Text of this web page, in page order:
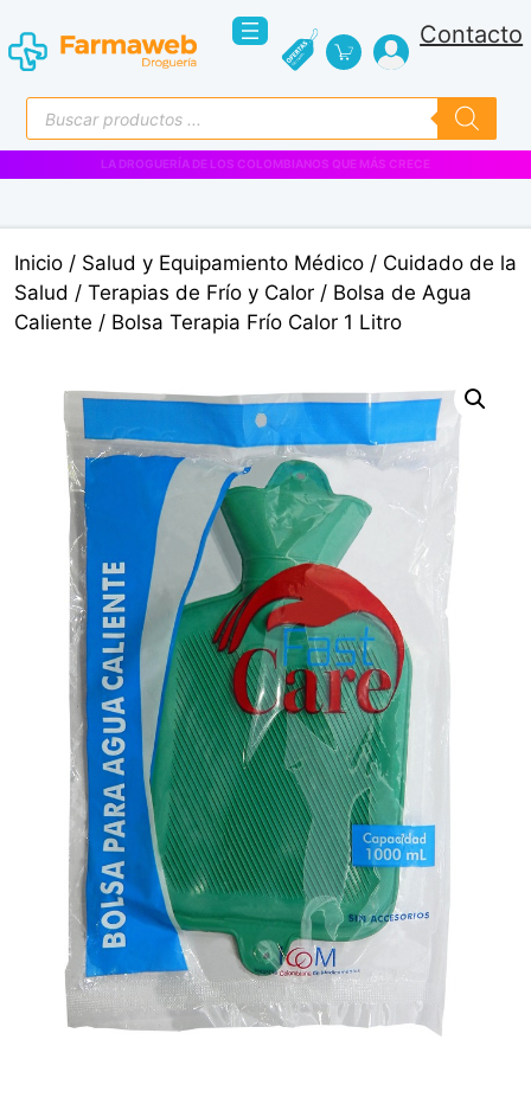
al
contenido
Contacto
Búsqueda
de
productos
VENTAS EMPRESARIALES
Inicio / Salud y Equipamiento Médico / Cuidado de la
Salud / Terapias de Frío y Calor / Bolsa de Agua
Caliente / Bolsa Terapia Frío Calor 1 Litro